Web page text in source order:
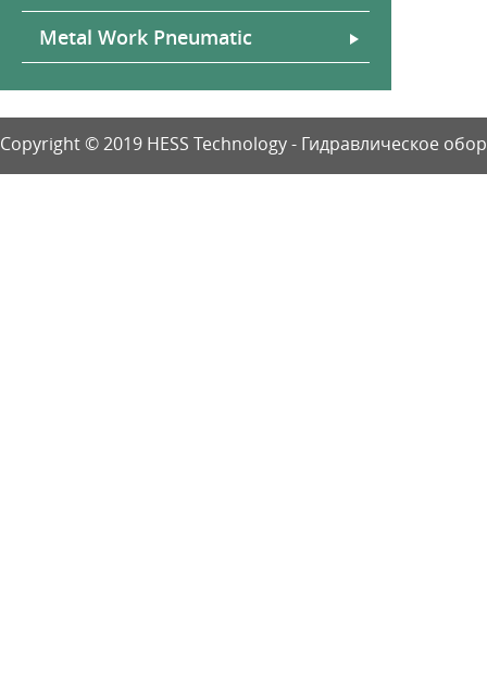
Metal Work Pneumatic
Copyright © 2019 HESS Technology - Гидравлическое